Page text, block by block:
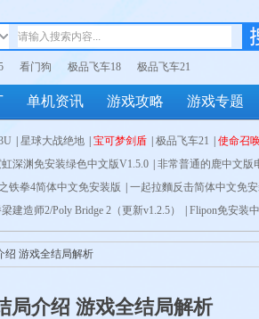
看门狗 极品飞车18 极品飞车21
单机资讯 游戏攻略 游戏专题
星球大战绝地 宝可梦剑盾 极品飞车21 使命召
3| 全面战争：三国| 纪元1800 | NBA2K20| 遗迹:灰烬
虹深渊免安装绿色中文版V1.5.0 非常普通的鹿中文版
特鲁多格勒简体中文免安装版 | 辐射76:废土人简体中
Lancer简体中文免安装版| 妖精的尾巴简体中文免安
闹搬家简体中文免安装版| 幽灵行动：断点简体中文
铁拳4简体中文免安装版 一起拉麵反击简体中文免
战场简体中文免安装版 | 雪地奔驰SnowRunner简体中
文免安装版| 胡闹搬家简体中文免安装版| 三国志14|
建造师2/Poly Bridge 2（更新v1.2.5） Flipon免安装
下载| 王国保卫战：复仇 (KR Vengeance)免安装版|
官方中文| 勇气地牢：正义的意义 原味日文NSP原版
我的世界|
绍 游戏全结局解析
局介绍 游戏全结局解析